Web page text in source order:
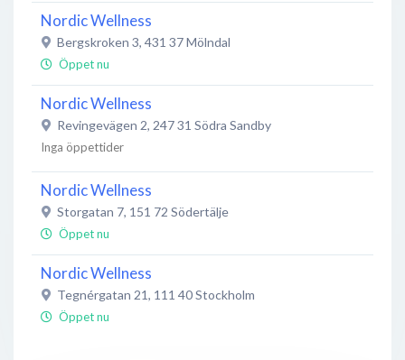
Nordic Wellness
Bergskroken 3, 431 37Mölndal
Öppet nu
Nordic Wellness
Revingevägen 2, 247 31 Södra Sandby
Inga öppettider
Nordic Wellness
Storgatan 7, 151 72 Södertälje
Öppet nu
Nordic Wellness
Tegnérgatan 21, 111 40Stockholm
Öppet nu